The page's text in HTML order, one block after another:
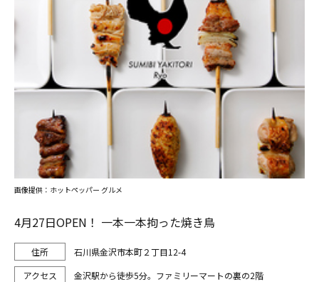
4月27日OPEN！ 一本一本拘った焼き鳥
石川県金沢市本町２丁目12-4
金沢駅から徒歩5分。ファミリーマートの裏の2階
画像提供：ホットペッパー グルメ